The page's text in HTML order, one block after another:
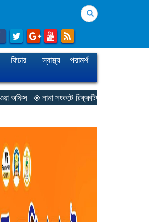
Search
ফিচার
স্বাস্থ্য – পরামর্শ
◈ নানা সংকটে রিক্রুটিং এজেন্সি, হুমকির মুখে শ্রম